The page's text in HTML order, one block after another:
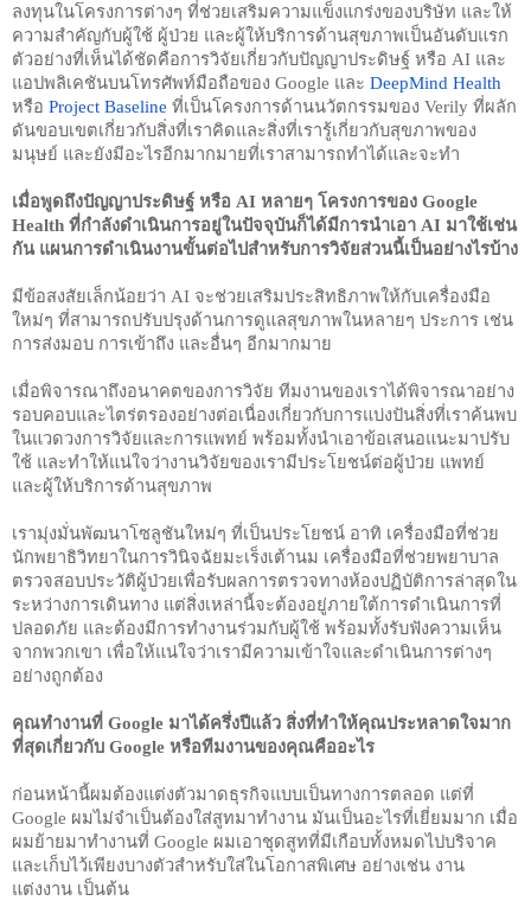
ลงทุนในโครงการต่างๆ ที่ช่วยเสริมความแข็งแกร่งของบริษัท และให้
ความสำคัญกับผู้ใช้ ผู้ป่วย และผู้ให้บริการด้านสุขภาพเป็นอันดับแรก
ตัวอย่างที่เห็นได้ชัดคือการวิจัยเกี่ยวกับปัญญาประดิษฐ์ หรือ AI และ
แอปพลิเคชันบนโทรศัพท์มือถือของ Google และ DeepMind Health
หรือ Project Baseline ที่เป็นโครงการด้านนวัตกรรมของ Verily ที่ผลัก
ดันขอบเขตเกี่ยวกับสิ่งที่เราคิดและสิ่งที่เรารู้เกี่ยวกับสุขภาพของ
มนุษย์ และยังมีอะไรอีกมากมายที่เราสามารถทำได้และจะทำ
เมื่อพูดถึงปัญญาประดิษฐ์ หรือ AI หลายๆ โครงการของ Google
Health ที่กำลังดำเนินการอยู่ในปัจจุบันก็ได้มีการนำเอา AI มาใช้เช่น
กัน แผนการดำเนินงานขั้นต่อไปสำหรับการวิจัยส่วนนี้เป็นอย่างไรบ้าง
มีข้อสงสัยเล็กน้อยว่า AI จะช่วยเสริมประสิทธิภาพให้กับเครื่องมือ
ใหม่ๆ ที่สามารถปรับปรุงด้านการดูแลสุขภาพในหลายๆ ประการ เช่น
การส่งมอบ การเข้าถึง และอื่นๆ อีกมากมาย
เมื่อพิจารณาถึงอนาคตของการวิจัย ทีมงานของเราได้พิจารณาอย่าง
รอบคอบและไตร่ตรองอย่างต่อเนื่องเกี่ยวกับการแบ่งปันสิ่งที่เราค้นพบ
ในแวดวงการวิจัยและการแพทย์ พร้อมทั้งนำเอาข้อเสนอแนะมาปรับ
ใช้ และทำให้แน่ใจว่างานวิจัยของเรามีประโยชน์ต่อผู้ป่วย แพทย์
และผู้ให้บริการด้านสุขภาพ
เรามุ่งมั่นพัฒนาโซลูชันใหม่ๆ ที่เป็นประโยชน์ อาทิ เครื่องมือที่ช่วย
นักพยาธิวิทยาในการวินิจฉัยมะเร็งเต้านม เครื่องมือที่ช่วยพยาบาล
ตรวจสอบประวัติผู้ป่วยเพื่อรับผลการตรวจทางห้องปฏิบัติการล่าสุดใน
ระหว่างการเดินทาง แต่สิ่งเหล่านี้จะต้องอยู่ภายใต้การดำเนินการที่
ปลอดภัย และต้องมีการทำงานร่วมกับผู้ใช้ พร้อมทั้งรับฟังความเห็น
จากพวกเขา เพื่อให้แน่ใจว่าเรามีความเข้าใจและดำเนินการต่างๆ
อย่างถูกต้อง
คุณทำงานที่ Google มาได้ครึ่งปีแล้ว สิ่งที่ทำให้คุณประหลาดใจมาก
ที่สุดเกี่ยวกับ Google หรือทีมงานของคุณคืออะไร
ก่อนหน้านี้ผมต้องแต่งตัวมาดธุรกิจแบบเป็นทางการตลอด แต่ที่
Google ผมไม่จำเป็นต้องใส่สูทมาทำงาน มันเป็นอะไรที่เยี่ยมมาก เมื่อ
ผมย้ายมาทำงานที่ Google ผมเอาชุดสูทที่มีเกือบทั้งหมดไปบริจาค
และเก็บไว้เพียงบางตัวสำหรับใส่ในโอกาสพิเศษ อย่างเช่น งาน
แต่งงาน เป็นต้น